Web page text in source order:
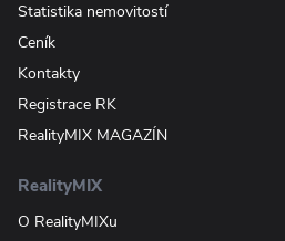
Statistika nemovitostí
Ceník
Kontakty
Registrace RK
RealityMIX MAGAZÍN
RealityMIX
O RealityMIXu